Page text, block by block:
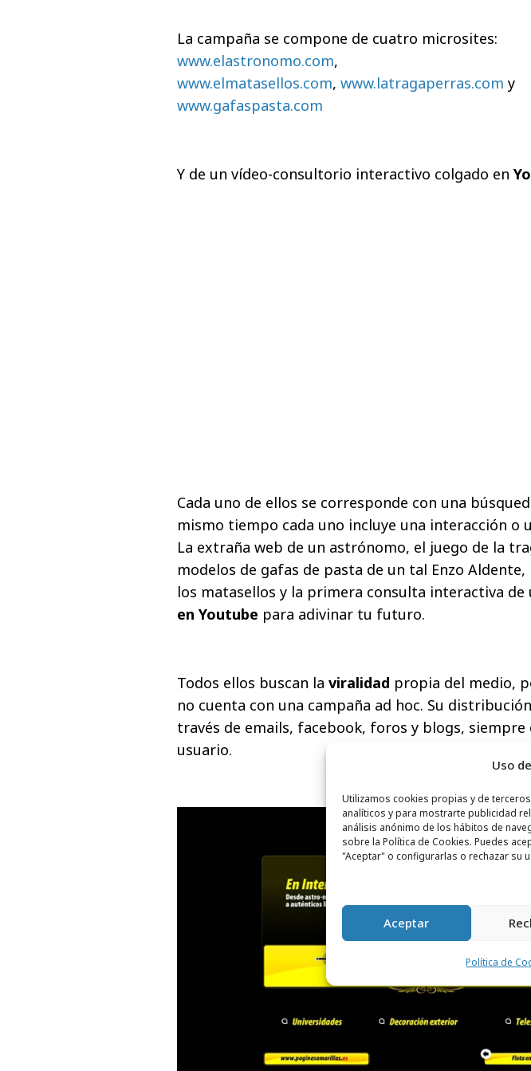
Uso
Utilizamos cookies propias y de
analíticos y para mostrarte publicidad
análisis anónimo de los hábitos de
sobre la Política de Cookies. Puedes
"Aceptar" o configurarlas o rechazar su
Aceptar
Política de
La campaña se compone de cuatro microsites:
www.elastronomo.com,
www.elmatasellos.com, www.latragaperras.com y
www.gafaspasta.com
Y de un vídeo-consultorio interactivo colgado en
Cada uno de ellos se corresponde con una
mismo tiempo cada uno incluye una interacción o
La extraña web de un astrónomo, el juego de la
modelos de gafas de pasta de un tal Enzo
los matasellos y la primera consulta interactiva de
en Youtube para adivinar tu futuro.
Todos ellos buscan la viralidad propia del medio,
no cuenta con una campaña ad hoc. Su
través de emails, facebook, foros y blogs, siempre
usuario.